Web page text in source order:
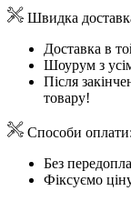
Швидка
Доставка в
Шоурум з
Після
товару!
Способи оплати:
Без
Фіксуємо